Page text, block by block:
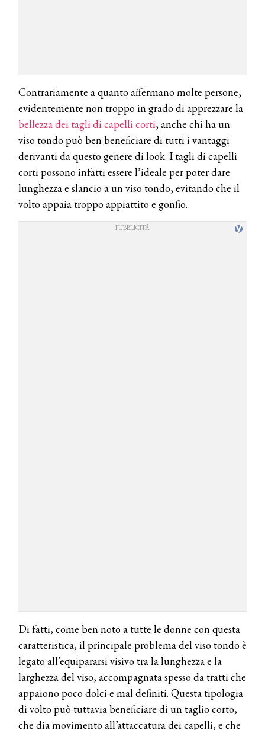
Contrariamente a quanto affermano molte persone,
evidentemente non troppo in grado di apprezzare la
bellezza dei tagli di capelli corti, anche chi ha un
viso tondo può ben beneficiare di tutti i vantaggi
derivanti da questo genere di look. I tagli di capelli
corti possono infatti essere l’ideale per poter dare
lunghezza e slancio a un viso tondo, evitando che il
volto appaia troppo appiattito e gonfio.
Di fatti, come ben noto a tutte le donne con questa
caratteristica, il principale problema del viso tondo è
legato all’equipararsi visivo tra la lunghezza e la
larghezza del viso, accompagnata spesso da tratti che
appaiono poco dolci e mal definiti. Questa tipologia
di volto può tuttavia beneficiare di un taglio corto,
che dia movimento all’attaccatura dei capelli, e che